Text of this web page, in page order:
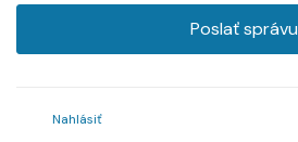
Poslať správu
Nahlásiť